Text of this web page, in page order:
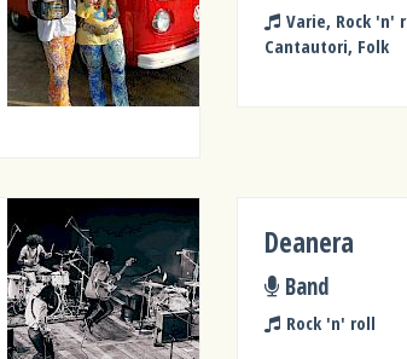
Varie, Rock 'n'
Cantautori, Folk
Deanera
Band
Rock 'n' roll